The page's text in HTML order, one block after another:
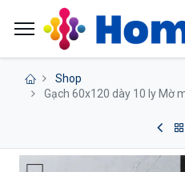
Shop
Gạch 60x120 dày 10 ly Mờ